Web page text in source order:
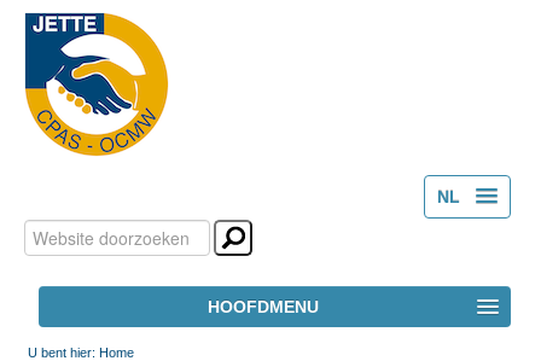
NL
Persoonlijke
hulpmiddelen
Zoek
Geavanceerd
HOOFDMENU
HOME
U bent hier: Home